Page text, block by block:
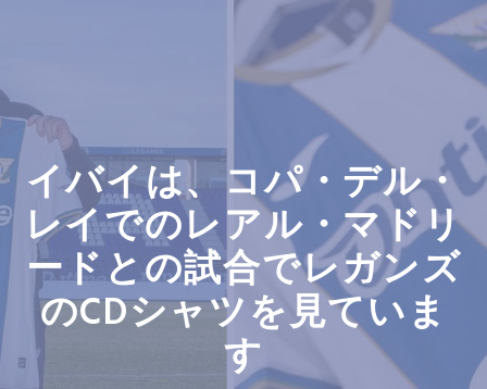
ュ
イバイは、コパ・デル・
レイでのレアル・マドリ
ードとの試合でレガンズ
のCDシャツを見ていま
す